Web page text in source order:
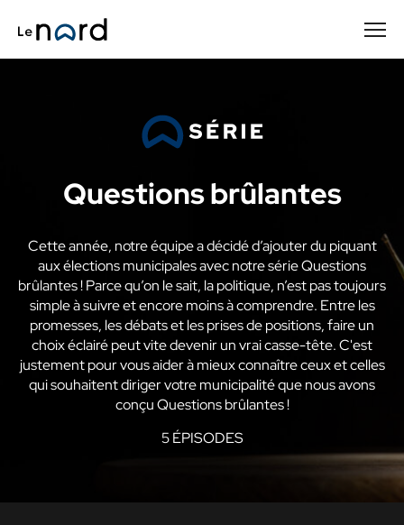
Questions brûlantes
Cette année, notre équipe a décidé d’ajouter du piquant
aux élections municipales avec notre série Questions
brûlantes ! Parce qu’on le sait, la politique, n’est pas toujours
simple à suivre et encore moins à comprendre. Entre les
promesses, les débats et les prises de positions, faire un
choix éclairé peut vite devenir un vrai casse-tête. C'est
justement pour vous aider à mieux connaître ceux et celles
qui souhaitent diriger votre municipalité que nous avons
conçu Questions brûlantes !
5 ÉPISODES